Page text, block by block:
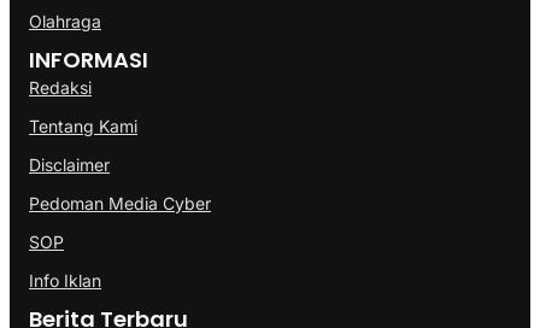
Olahraga
INFORMASI
Redaksi
Tentang Kami
Disclaimer
Pedoman Media Cyber
SOP
Info Iklan
Berita Terbaru